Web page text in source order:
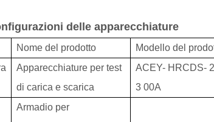
delle apparecchiature
Nome del prodotto Modello del
Apparecchiature per test
di carica e scarica
ACEY- HRCDS-
300A
Armadio per